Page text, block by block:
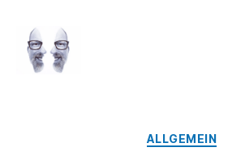
Kategorien
ALLGEMEIN